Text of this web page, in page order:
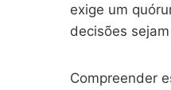
exige um
decisões
Compreender